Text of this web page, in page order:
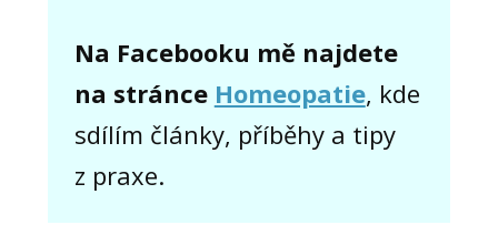
Na Facebooku mě najdete
na stránce Homeopatie, kde
sdílím články, příběhy a tipy
z praxe.